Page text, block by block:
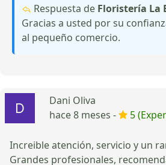
Respuesta de Floristería La
Gracias a usted por su
al pequeño comercio.
Dani Oliva
hace 8 meses -
5
Increible atención, servicio y un
Grandes profesionales,